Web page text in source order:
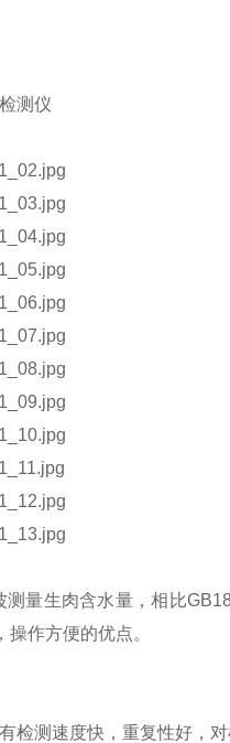
量生肉含水量，相比
作方便的优点。
测速度快，重复性好，对